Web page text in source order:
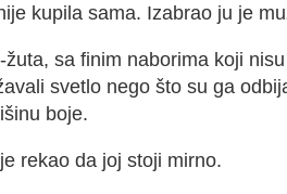
kupila sama. Izabrao ju je
žuta, sa finim naborima koji
svetlo nego što su ga
boje.
rekao da joj stoji mirno.